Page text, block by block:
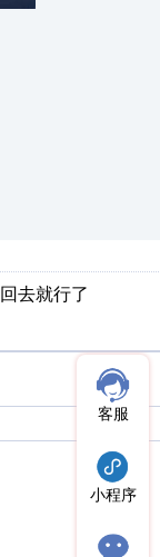
去就行了
客服
小程序